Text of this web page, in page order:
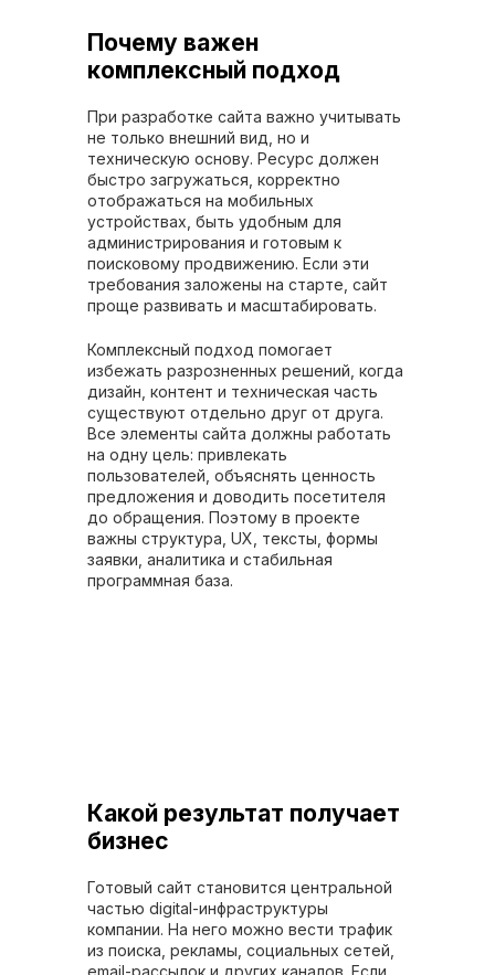
Почему важен
комплексный подход
При разработке сайта важно учитывать
не только внешний вид, но и
техническую основу. Ресурс должен
быстро загружаться, корректно
отображаться на мобильных
устройствах, быть удобным для
администрирования и готовым к
поисковому продвижению. Если эти
требования заложены на старте, сайт
проще развивать и масштабировать.
Комплексный подход помогает
избежать разрозненных решений, когда
дизайн, контент и техническая часть
существуют отдельно друг от друга.
Все элементы сайта должны работать
на одну цель: привлекать
пользователей, объяснять ценность
предложения и доводить посетителя
до обращения. Поэтому в проекте
важны структура, UX, тексты, формы
заявки, аналитика и стабильная
программная база.
Какой результат получает
бизнес
Готовый сайт становится центральной
частью digital-инфраструктуры
компании. На него можно вести трафик
из поиска, рекламы, социальных сетей,
email-рассылок и других каналов. Если